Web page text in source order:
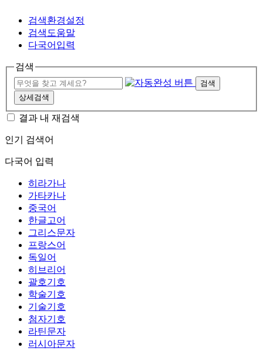
검색환경설정
검색도움말
다국어입력
검색
검색
상세검색
결과 내 재검색
인기 검색어
다국어 입력
히라가나
가타카나
중국어
한글고어
그리스문자
프랑스어
독일어
히브리어
괄호기호
학술기호
기술기호
첨자기호
라틴문자
러시아문자